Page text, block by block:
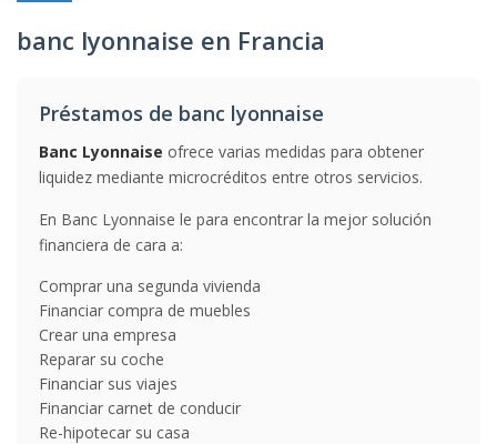
banc lyonnaise en Francia
Préstamos de banc lyonnaise
Banc Lyonnaise ofrece varias medidas para obtener
liquidez mediante microcréditos entre otros servicios.
En Banc Lyonnaise le para encontrar la mejor solución
financiera de cara a:
Comprar una segunda vivienda
Financiar compra de muebles
Crear una empresa
Reparar su coche
Financiar sus viajes
Financiar carnet de conducir
Re-hipotecar su casa